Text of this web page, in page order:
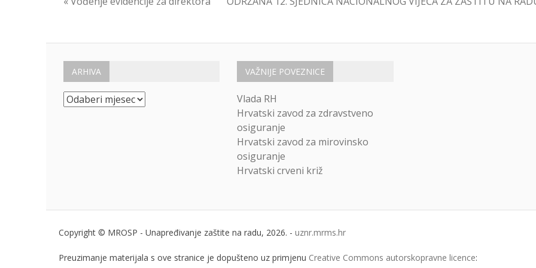
ARHIVA
Arhiva
VAŽNIJE POVEZNICE
Vlada RH
Hrvatski zavod za zdravstveno
osiguranje
Hrvatski zavod za mirovinsko
osiguranje
Hrvatski crveni križ
Copyright © MROSP - Unapređivanje zaštite na radu, 2026. - uznr.mrms.hr
Preuzimanje materijala s ove stranice je dopušteno uz primjenu Creative Commons autorskopravne licence: